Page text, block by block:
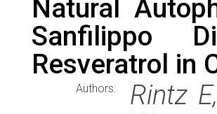
Natural
Sanfilippo
Resveratrol in
Authors:
Rintz